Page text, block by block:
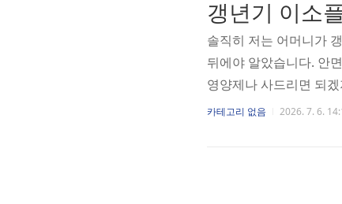
솔직히 저는 어머니가
뒤에야 알았습니다. 안
영양제나 사드리면 되
상식과 실제가 꽤 달랐
가 딱 하나였습니다.
으셨던 겁니다. 그 두
카테고리 없음 2026. 7. 6.